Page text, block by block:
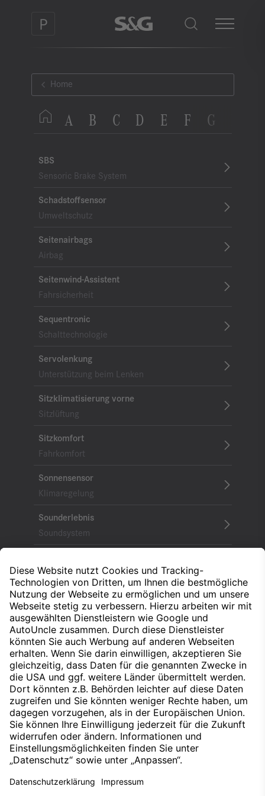
Home
A B C D E F G
SBS
Sensoric Brake System
Schadstoffsensor
Umweltschutz
Seitenairbags
Airbag
Seitenwind-Assistent
Fahrsicherheit
Sequentronic
Schalttechnologie
Servolenkung
Unterstützung beim Lenken
Sitzklimatisierung vorne
Sitzlüftung
Sitzkomfort
Fahrkomfort
Sonnensensor
Klimaregelung
Sounderlebnis
Soundsystem
Fahrerassistenzsystem
Standheizung
Beheizung der Fahrgastzelle